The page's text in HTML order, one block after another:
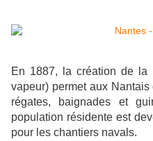
En 1887, la création de la
vapeur) permet aux
régates, baignades et
population résidente est
pour les chantiers navals.